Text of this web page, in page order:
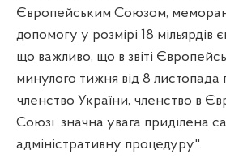
Європейським Союзом,
допомогу у розмірі 18 мільярдів
що важливо, що в звіті
минулого тижня від 8 листопада
членство України, членство в
Союзі значна увага приділена
адміністративну процедуру".